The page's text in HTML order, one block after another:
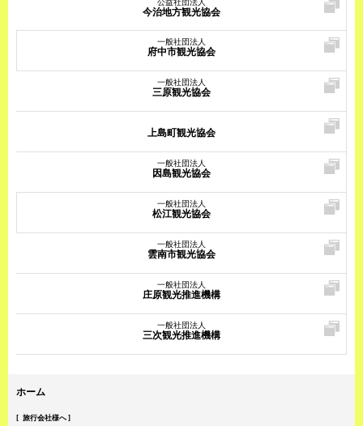
公益社団法人
今治地方観光協会
一般社団法人
府中市観光協会
一般社団法人
三原観光協会
上島町観光協会
一般社団法人
因島観光協会
一般社団法人
松江観光協会
一般社団法人
雲南市観光協会
一般社団法人
庄原観光推進機構
一般社団法人
三次観光推進機構
ホーム
旅行会社様へ